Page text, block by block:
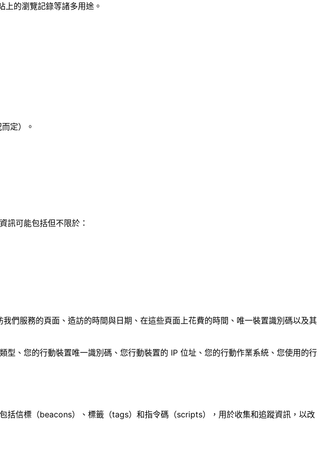
的瀏覽記錄等諸多用途。
定）。
訊可能包括但不限於：
們服務的頁面、造訪的時間與日期、在這些頁面上花費的時間、唯一裝置識別碼以及其
、您的行動裝置唯一識別碼、您行動裝置的 IP 位址、您的行動作業系統、您使用的行
括信標（beacons）、標籤（tags）和指令碼（scripts），用於收集和追蹤資訊，以改